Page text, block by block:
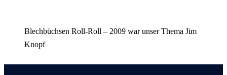
Blechbüchsen Roll-Roll – 2009 war unser Thema Jim
Knopf